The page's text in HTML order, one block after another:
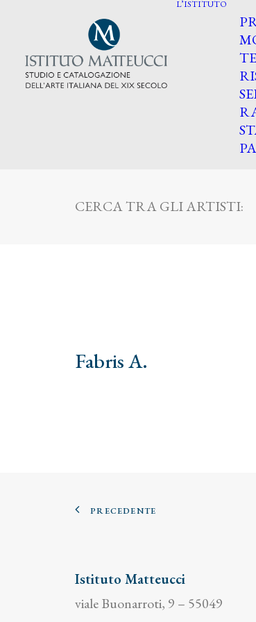
L’ISTITUTO
CERCA TRA GLI ARTISTI:
Fabris A.
PRECEDENTE
Istituto Matteucci
viale Buonarroti, 9 – 55049